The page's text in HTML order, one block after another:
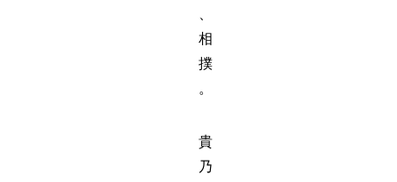
相
撲
。
貴
乃